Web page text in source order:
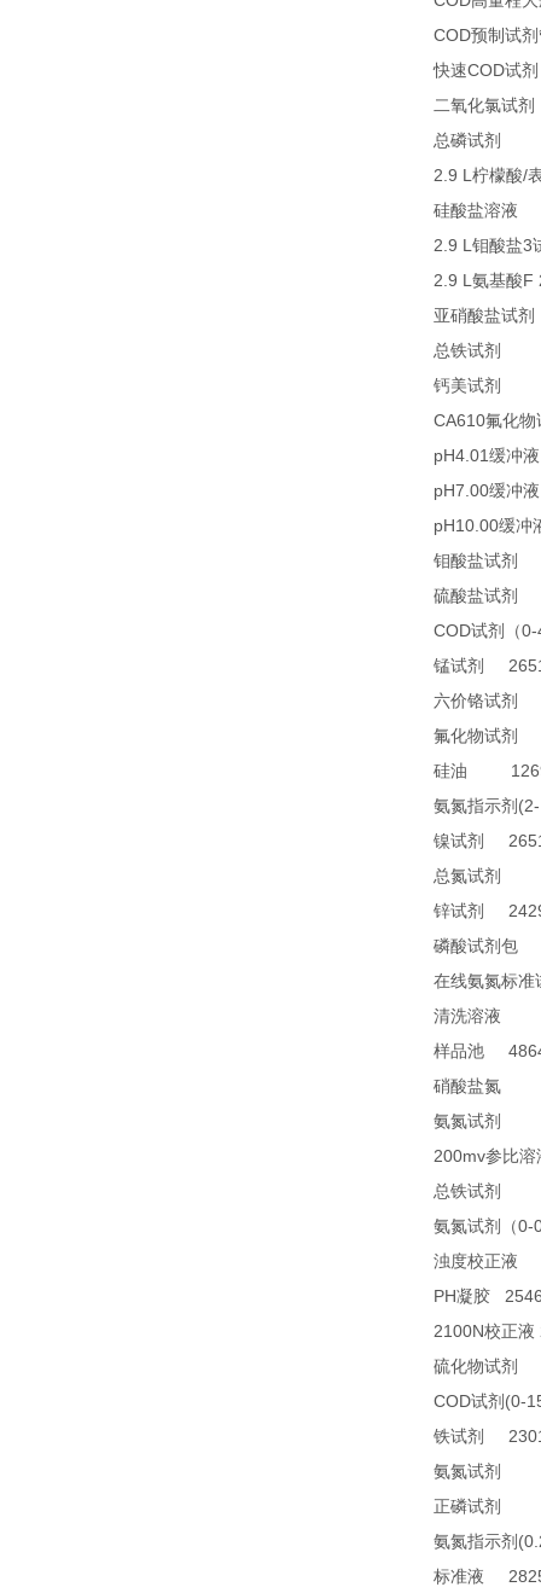
COD预制试
快速COD试剂
二氧化氯试剂
总磷试剂
2.9 L 柠檬酸/
硅酸盐溶液
2.9 L 钼酸盐3
2.9 L 氨基酸F
亚硝酸盐试剂
总铁试剂
钙美试剂
CA610氟化物
pH4.01 缓冲液
pH7.00缓冲液
pH10.00缓冲
钼酸盐试剂
硫酸盐试剂
COD试剂（
锰试剂
六价铬试剂
氟化物试剂
硅油
氨氮指示剂
镍试剂
总氮试剂
锌试剂
磷酸试剂包
在线氨氮标准
清洗溶液
样品池
硝酸盐氮
氨氮试剂
200mv参比溶
总铁试剂
氨氮试剂（0-
浊度校正液
PH凝胶
2100N校正液
硫化物试剂
COD试剂 (0-
铁试剂
氨氮试剂
正磷试剂
氨氮指示剂
标准液